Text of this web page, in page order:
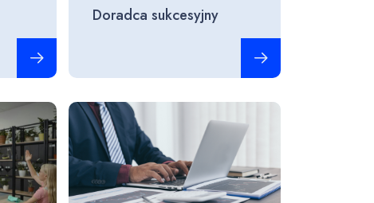
Doradca sukcesyjny